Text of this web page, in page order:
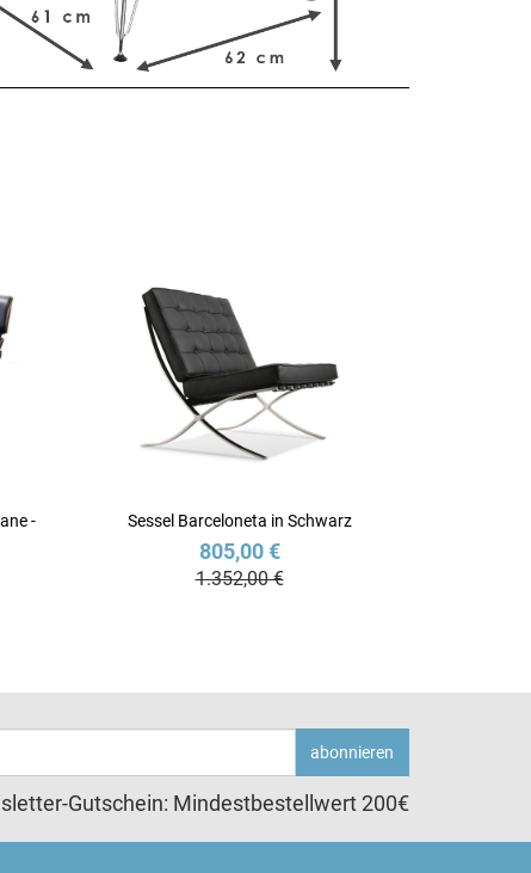
-
Sessel Barceloneta in Schwarz
805,00 €
1.352,00 €
abonnieren
Gutschein: Mindestbestellwert 200€